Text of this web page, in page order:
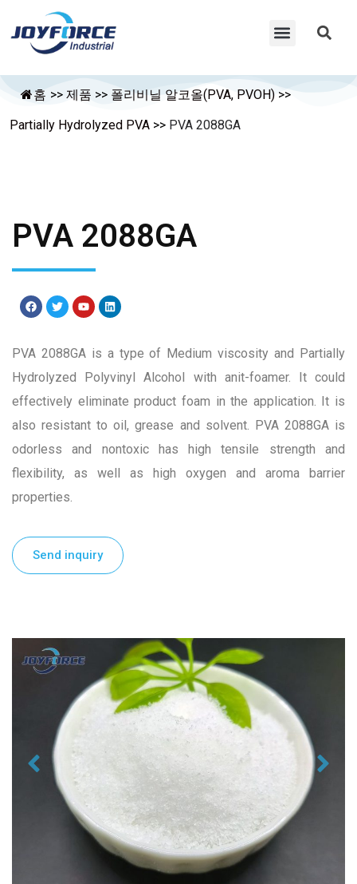
홈 >> 제품 >> 폴리비닐 알코올(PVA, PVOH) >>
Partially Hydrolyzed PVA >> PVA 2088GA
PVA 2088GA
PVA 2088GA is a type of Medium viscosity and Partially
Hydrolyzed Polyvinyl Alcohol with anit-foamer. It could
effectively eliminate product foam in the application. It is
also resistant to oil, grease and solvent. PVA 2088GA is
odorless and nontoxic has high tensile strength and
flexibility, as well as high oxygen and aroma barrier
properties.
Send inquiry